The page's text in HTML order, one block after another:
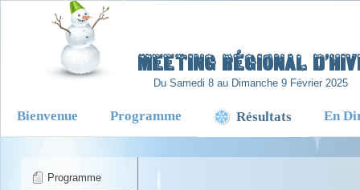
Meeting Régional
Du Samedi 8 au Dimanche 9 Février 2025
Bienvenue Programme Résultats En
Programme